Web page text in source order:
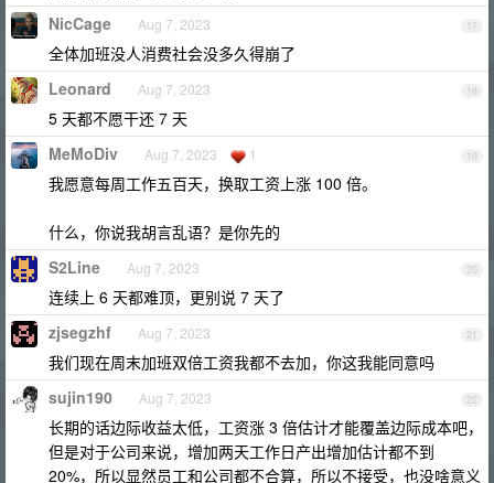
17
NicCage Aug 7, 2023
全体加班没人消费社会没多久得崩了
18
Leonard Aug 7, 2023
5 天都不愿干还 7 天
19
MeMoDiv Aug 7, 2023 1
我愿意每周工作五百天，换取工资上涨 100 倍。
什么，你说我胡言乱语？是你先的
20
S2Line Aug 7, 2023
连续上 6 天都难顶，更别说 7 天了
21
zjsegzhf Aug 7, 2023
我们现在周末加班双倍工资我都不去加，你这我能同意吗
22
sujin190 Aug 7, 2023
长期的话边际收益太低，工资涨 3 倍估计才能覆盖边际成本吧，
但是对于公司来说，增加两天工作日产出增加估计都不到
20%，所以显然员工和公司都不合算，所以不接受，也没啥意义